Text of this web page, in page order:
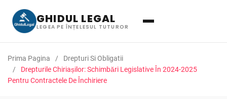
GHIDUL LEGAL
LEGEA PE ÎNȚELESUL TUTUROR
Prima Pagina
Drepturi Si Obligatii
Drepturile Chiriașilor: Schimbări Legislative În 2024-2025
Pentru Contractele De Închiriere